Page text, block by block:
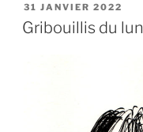
PUBLIÉ
LE
31 JANVIER 2022
Gribouillis du